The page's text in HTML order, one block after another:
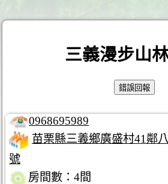
三義漫步山
0968695989
苗栗縣三義鄉廣盛村41鄰
號
房間數：4間